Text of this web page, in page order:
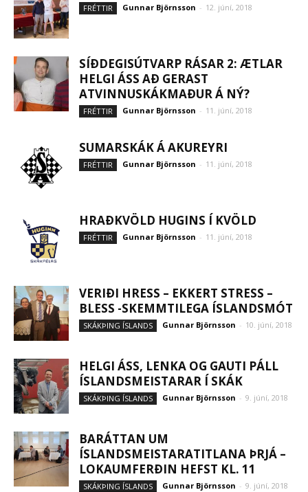
FRÉTTIR Gunnar Björnsson - 12. júní, 2018
SÍÐDEGISÚTVARP RÁSAR 2: ÆTLAR
HELGI ÁSS AÐ GERAST
ATVINNUSKÁKMAÐUR Á NÝ?
FRÉTTIR Gunnar Björnsson - 11. júní, 2018
SUMARSKÁK Á AKUREYRI
FRÉTTIR Gunnar Björnsson - 11. júní, 2018
HRAÐKVÖLD HUGINS Í KVÖLD
FRÉTTIR Gunnar Björnsson - 11. júní, 2018
VERIÐI HRESS – EKKERT STRESS –
BLESS -SKEMMTILEGA ÍSLANDSMÓT
SKÁKÞING ÍSLANDS Gunnar Björnsson - 10. júní, 2018
HELGI ÁSS, LENKA OG GAUTI PÁLL
ÍSLANDSMEISTARAR Í SKÁK
SKÁKÞING ÍSLANDS Gunnar Björnsson - 9. júní, 2018
BARÁTTAN UM
ÍSLANDSMEISTARATITLANA ÞRJÁ –
LOKAUMFERÐIN HEFST KL. 11
SKÁKÞING ÍSLANDS Gunnar Björnsson - 9. júní, 2018